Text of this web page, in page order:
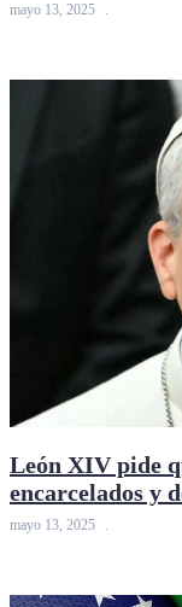
mayo 13, 2025
León XIV pide
encarcelados y
mayo 13, 2025